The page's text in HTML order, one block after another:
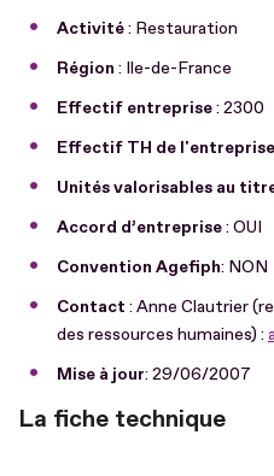
Activité: Restauration
Région : Ile-de-France
Effectif entreprise: 2300
Effectif TH de l'entreprise
Unités valorisables au
Accord d’entreprise: OUI
Convention Agefiph: NON
Contact : Anne Clautrier
des ressources humaines) :
Mise à jour: 29/06/2007
La fiche technique